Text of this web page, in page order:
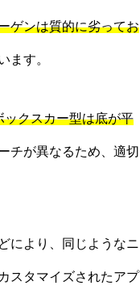
ゲンは質的に劣ってお
ます。
クスカー型は底が平
チが異なるため、適切
により、同じようなニ
スタマイズされたアプ